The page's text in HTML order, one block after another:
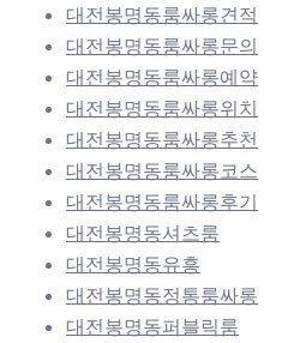
대전봉명동룸싸롱견적
대전봉명동룸싸롱문의
대전봉명동룸싸롱예약
대전봉명동룸싸롱위치
대전봉명동룸싸롱추천
대전봉명동룸싸롱코스
대전봉명동룸싸롱후기
대전봉명동셔츠룸
대전봉명동유흥
대전봉명동정통룸싸롱
대전봉명동퍼블릭룸